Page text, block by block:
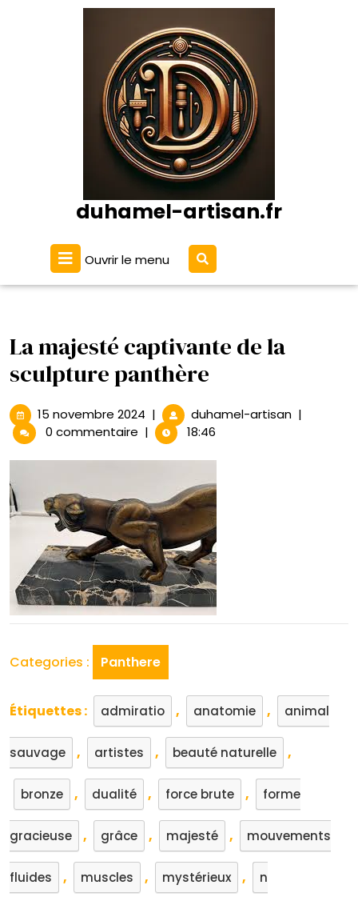
duhamel-artisan.fr
Ouvrir le menu Ouvrir
le
menu
La majesté captivante de la
sculpture panthère
15 novembre 2024 15
novembre
2024
| duhamel-artisanLa|
0 commentaire | 18:46
Categories : Panthere
Étiquettes : admiratio , anatomie , animal
sauvage , artistes , beauté naturelle ,
bronze , dualité , force brute , forme
gracieuse , grâce , majesté , mouvements
fluides , muscles , mystérieux , n